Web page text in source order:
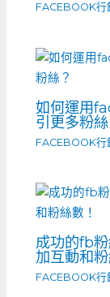
FACEBOOK行
如何運用
引更多粉絲
FACEBOOK行
成功的fb
加互動和粉
FACEBOOK行